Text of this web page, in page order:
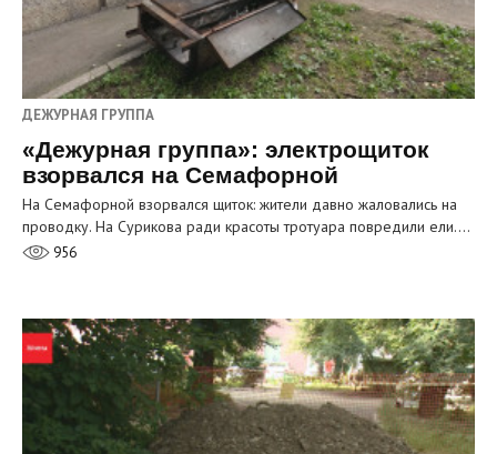
ДЕЖУРНАЯ ГРУППА
«Дежурная группа»: электрощиток
взорвался на Семафорной
На Семафорной взорвался щиток: жители давно жаловались на
проводку. На Сурикова ради красоты тротуара повредили ели.…
956